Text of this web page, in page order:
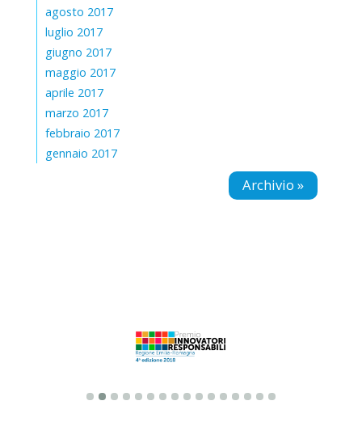
agosto 2017
luglio 2017
giugno 2017
maggio 2017
aprile 2017
marzo 2017
febbraio 2017
gennaio 2017
Archivio »